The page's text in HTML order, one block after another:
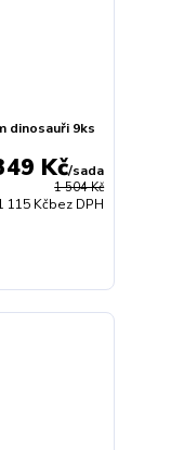
dinosauři 9ks
1 504 Kč
Kč/sada
115 Kčbez DPH